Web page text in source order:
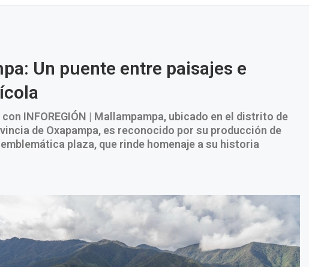
Un puente entre paisajes e
INFOREGIÓN | Mallampampa, ubicado en el distrito de
de Oxapampa, es reconocido por su producción de
plaza, que rinde homenaje a su historia